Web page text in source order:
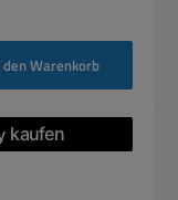
die Schaltflächen um
den Warenkorb